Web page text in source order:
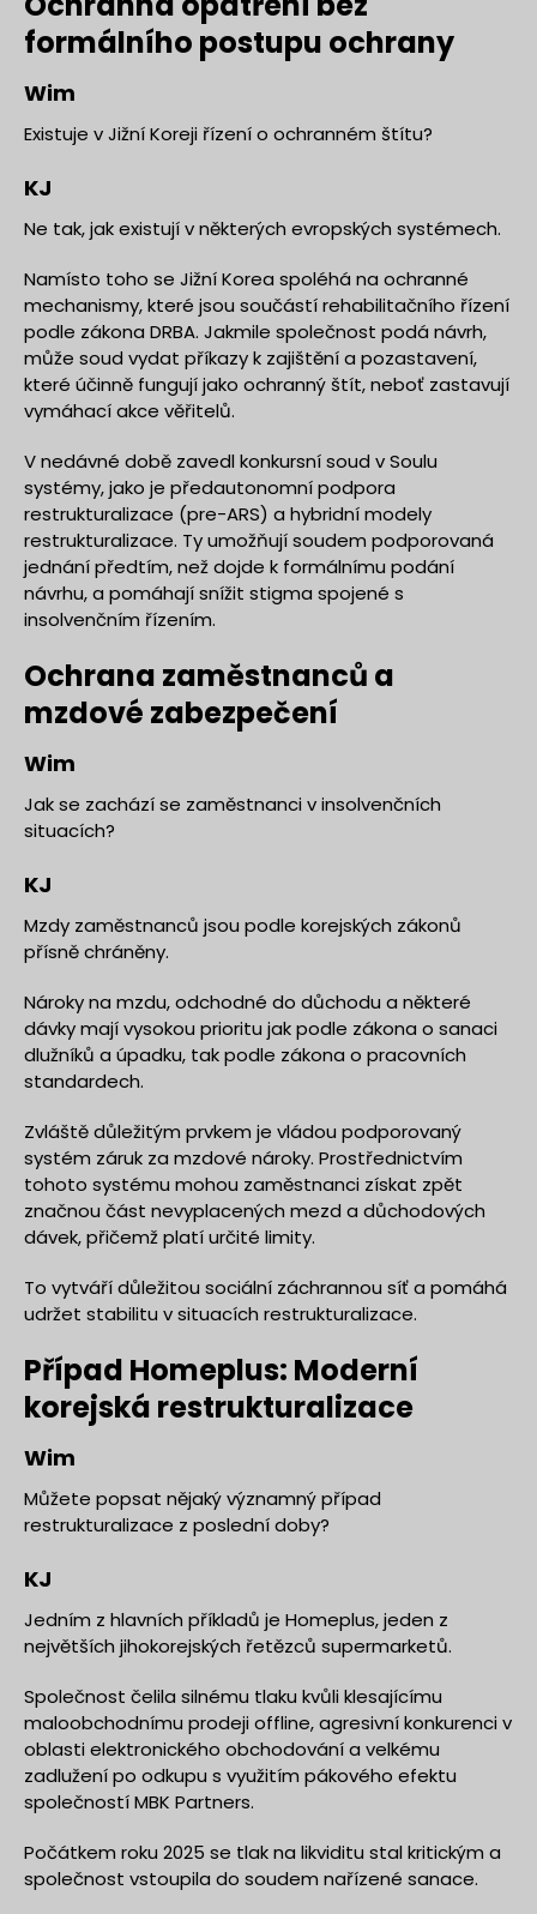
formálního postupu ochrany
Wim
Existuje v Jižní Koreji řízení o ochranném štítu?
KJ
Ne tak, jak existují v některých evropských systémech.
Namísto toho se Jižní Korea spoléhá na ochranné
mechanismy, které jsou součástí rehabilitačního řízení
podle zákona DRBA. Jakmile společnost podá návrh,
může soud vydat příkazy k zajištění a pozastavení,
které účinně fungují jako ochranný štít, neboť zastavují
vymáhací akce věřitelů.
V nedávné době zavedl konkursní soud v Soulu
systémy, jako je předautonomní podpora
restrukturalizace (pre-ARS) a hybridní modely
restrukturalizace. Ty umožňují soudem podporovaná
jednání předtím, než dojde k formálnímu podání
návrhu, a pomáhají snížit stigma spojené s
insolvenčním řízením.
Ochrana zaměstnanců a
mzdové zabezpečení
Wim
Jak se zachází se zaměstnanci v insolvenčních
situacích?
KJ
Mzdy zaměstnanců jsou podle korejských zákonů
přísně chráněny.
Nároky na mzdu, odchodné do důchodu a některé
dávky mají vysokou prioritu jak podle zákona o sanaci
dlužníků a úpadku, tak podle zákona o pracovních
standardech.
Zvláště důležitým prvkem je vládou podporovaný
systém záruk za mzdové nároky. Prostřednictvím
tohoto systému mohou zaměstnanci získat zpět
značnou část nevyplacených mezd a důchodových
dávek, přičemž platí určité limity.
To vytváří důležitou sociální záchrannou síť a pomáhá
udržet stabilitu v situacích restrukturalizace.
Případ Homeplus: Moderní
korejská restrukturalizace
Wim
Můžete popsat nějaký významný případ
restrukturalizace z poslední doby?
KJ
Jedním z hlavních příkladů je Homeplus, jeden z
největších jihokorejských řetězců supermarketů.
Společnost čelila silnému tlaku kvůli klesajícímu
maloobchodnímu prodeji offline, agresivní konkurenci v
oblasti elektronického obchodování a velkému
zadlužení po odkupu s využitím pákového efektu
společností MBK Partners.
Počátkem roku 2025 se tlak na likviditu stal kritickým a
společnost vstoupila do soudem nařízené sanace.